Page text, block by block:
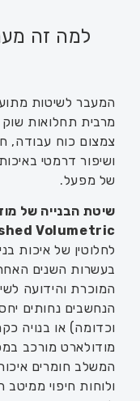
למה זה
המעבר לשיטות
מרבית תחלואות שוק
צמצום כוח עבודה,
ושיפור דרמטי
של מפעל.
שיטת הבנייה של
Volumetric)
לחלוטין של איכות
בעשרות השנים
המוכרת והידועה
הנחשבים נחותים
וכדומה) או בנויה
מודולארט מורכב
המשלב חומרים
ולוחות חיפוי ממיטב